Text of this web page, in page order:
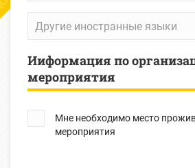
иностранные
Ииформация по
мероприятия
Мне необходимо место
мероприятия